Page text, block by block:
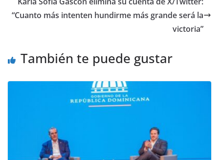
“Cuanto más intenten hundirme más grande será la
victoria”
También te puede gustar